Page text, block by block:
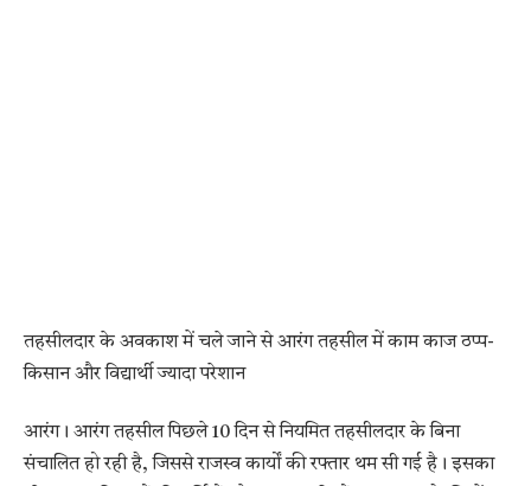
तहसीलदार के अवकाश में चले जाने से आरंग तहसील में काम काज ठप्प-
किसान और विद्यार्थी ज्यादा परेशान
आरंग। आरंग तहसील पिछले 10 दिन से नियमित तहसीलदार के बिना
संचालित हो रही है, जिससे राजस्व कार्यों की रफ्तार थम सी गई है। इसका